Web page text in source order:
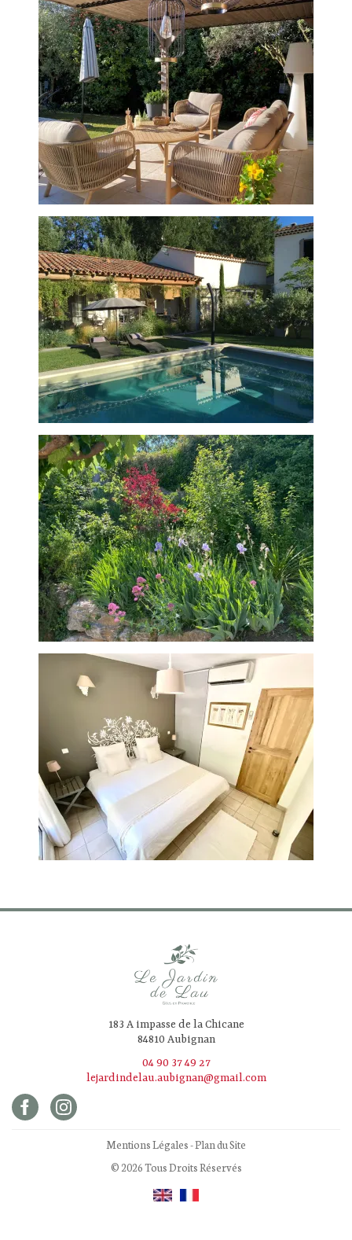
183 A impasse de la Chicane
84810 Aubignan
04 90 37 49 27
lejardindelau.aubignan@gmail.com
Mentions Légales-Plan du Site
© 2026 Tous Droits Réservés